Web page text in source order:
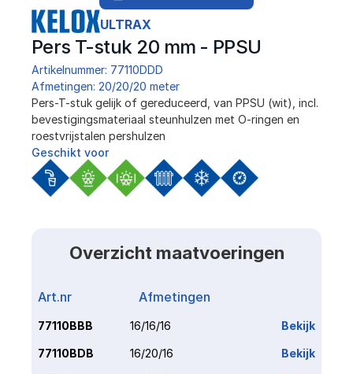
ULTRAX
Pers T-stuk 20 mm - PPSU
Artikelnummer: 77110DDD
Afmetingen: 20/20/20 meter
﻿Pers-T-stuk gelijk of gereduceerd, van PPSU (wit), incl.
bevestigingsmateriaal steunhulzen met O-ringen en
roestvrijstalen pershulzen
Geschikt voor
Overzicht maatvoeringen
Art.nr Afmetingen
77110BBB 16/16/16 Bekijk
77110BDB 16/20/16 Bekijk